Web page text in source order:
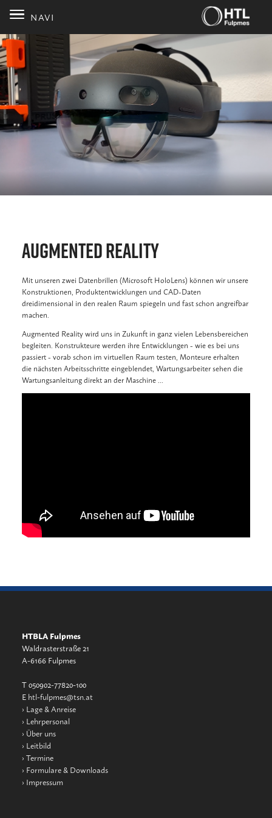
NAVI
Augmented Reality
Mit unseren zwei Datenbrillen (Microsoft HoloLens) können wir unsere
Konstruktionen, Produktentwicklungen und CAD-Daten
dreidimensional in den realen Raum spiegeln und fast schon angreifbar
machen.
Augmented Reality wird uns in Zukunft in ganz vielen Lebensbereichen
begleiten. Konstrukteure werden ihre Entwicklungen - wie es bei uns
passiert - vorab schon im virtuellen Raum testen, Monteure erhalten
die nächsten Arbeitsschritte eingeblendet, Wartungsarbeiter sehen die
Wartungsanleitung direkt an der Maschine ...
HTBLA Fulpmes
Waldrasterstraße 21
A-6166 Fulpmes
T 050902-77820-100
Ehtl-fulpmes@tsn.at
› Lage & Anreise
› Lehrpersonal
› Über uns
› Leitbild
›Termine
› Formulare & Downloads
› Impressum